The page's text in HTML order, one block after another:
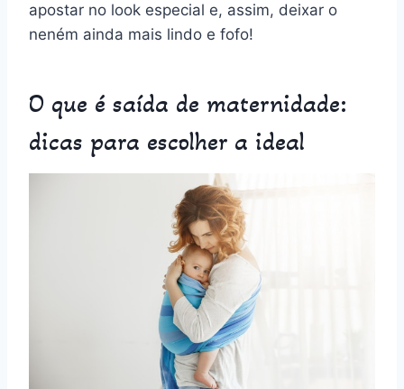
apostar no look especial e, assim, deixar o
neném ainda mais lindo e fofo!
O que é saída de maternidade:
dicas para escolher a ideal